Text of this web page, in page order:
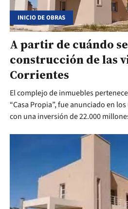
INICIO DE OBRAS
A partir de cuándo
construcción de las
Corrientes
El complejo de inmuebles
“Casa Propia”, fue anunciado en
con una inversión de 22.000